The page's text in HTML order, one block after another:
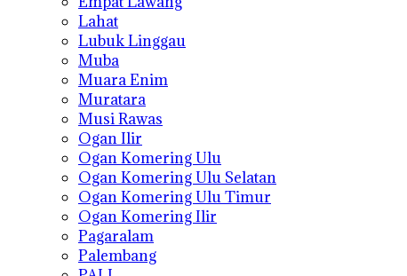
Lahat
Lubuk Linggau
Muba
Muara Enim
Muratara
Musi Rawas
Ogan Ilir
Ogan Komering Ulu
Ogan Komering Ulu Selatan
Ogan Komering Ulu Timur
Ogan Komering Ilir
Pagaralam
Palembang